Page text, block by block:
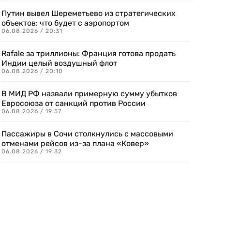
Путин вывел Шереметьево из стратегических
объектов: что будет с аэропортом
06.08.2026 / 20:31
Rafale за триллионы: Франция готова продать
Индии целый воздушный флот
06.08.2026 / 20:10
В МИД РФ назвали примерную сумму убытков
Евросоюза от санкций против России
06.08.2026 / 19:57
Пассажиры в Сочи столкнулись с массовыми
отменами рейсов из-за плана «Ковер»
06.08.2026 / 19:32